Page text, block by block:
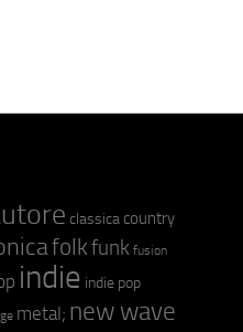
classica country
folkfunk fusion
indie indie pop
metal; new wave